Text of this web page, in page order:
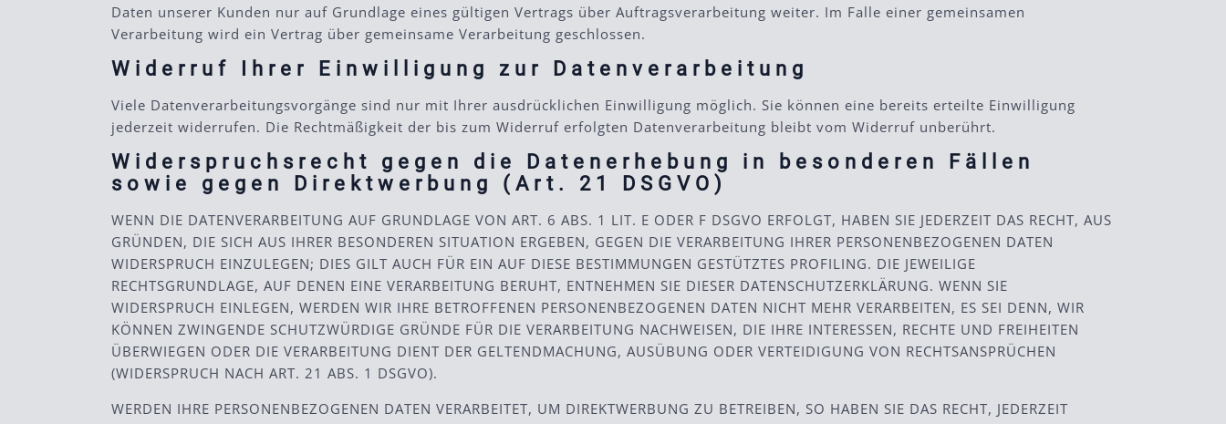
Daten unserer Kunden nur auf Grundlage eines gültigen Vertrags über Auftragsverarbeitung weiter. Im Falle einer gemeinsamen
Verarbeitung wird ein Vertrag über gemeinsame Verarbeitung geschlossen.
Widerruf Ihrer Einwilligung zur Datenverarbeitung
Viele Datenverarbeitungsvorgänge sind nur mit Ihrer ausdrücklichen Einwilligung möglich. Sie können eine bereits erteilte Einwilligung
jederzeit widerrufen. Die Rechtmäßigkeit der bis zum Widerruf erfolgten Datenverarbeitung bleibt vom Widerruf unberührt.
Widerspruchsrecht gegen die Datenerhebung in besonderen Fällen
sowie gegen Direktwerbung (Art. 21 DSGVO)
WENN DIE DATENVERARBEITUNG AUF GRUNDLAGE VON ART. 6 ABS. 1 LIT. E ODER F DSGVO ERFOLGT, HABEN SIE JEDERZEIT DAS RECHT, AUS
GRÜNDEN, DIE SICH AUS IHRER BESONDEREN SITUATION ERGEBEN, GEGEN DIE VERARBEITUNG IHRER PERSONENBEZOGENEN DATEN
WIDERSPRUCH EINZULEGEN; DIES GILT AUCH FÜR EIN AUF DIESE BESTIMMUNGEN GESTÜTZTES PROFILING. DIE JEWEILIGE
RECHTSGRUNDLAGE, AUF DENEN EINE VERARBEITUNG BERUHT, ENTNEHMEN SIE DIESER DATENSCHUTZERKLÄRUNG. WENN SIE
WIDERSPRUCH EINLEGEN, WERDEN WIR IHRE BETROFFENEN PERSONENBEZOGENEN DATEN NICHT MEHR VERARBEITEN, ES SEI DENN, WIR
KÖNNEN ZWINGENDE SCHUTZWÜRDIGE GRÜNDE FÜR DIE VERARBEITUNG NACHWEISEN, DIE IHRE INTERESSEN, RECHTE UND FREIHEITEN
ÜBERWIEGEN ODER DIE VERARBEITUNG DIENT DER GELTENDMACHUNG, AUSÜBUNG ODER VERTEIDIGUNG VON RECHTSANSPRÜCHEN
(WIDERSPRUCH NACH ART. 21 ABS. 1 DSGVO).
WERDEN IHRE PERSONENBEZOGENEN DATEN VERARBEITET, UM DIREKTWERBUNG ZU BETREIBEN, SO HABEN SIE DAS RECHT, JEDERZEIT